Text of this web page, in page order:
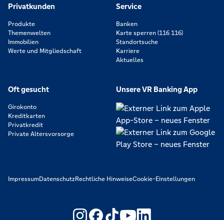
Privatkunden
Produkte
Themenwelten
Immobilien
Werte und Mitgliedschaft
Service
Banken
Karte sperren (116 116)
Standortsuche
Karriere
Aktuelles
Oft gesucht
Girokonto
Kreditkarten
Privatkredit
Private Altersvorsorge
Unsere VR Banking App
ImpressumDatenschutzRechtliche HinweiseCookie-Einstellungen
https://www.youtube.com/
https://